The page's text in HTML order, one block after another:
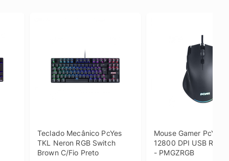
Teclado Mecânico PcYes
TKL Neron RGB Switch
Brown C/Fio Preto
Mouse Gamer PcYes
12800 DPI USB RGB
- PMGZRGB